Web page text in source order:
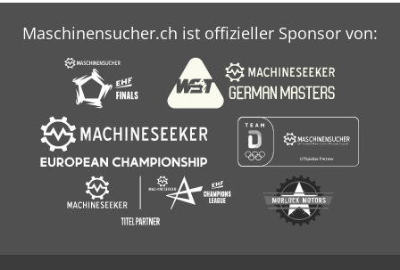
Maschinensucher.ch ist offizieller Sponsor von: